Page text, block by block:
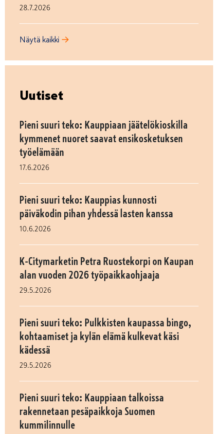
28.7.2026
Näytä kaikki
Uutiset
Pieni suuri teko: Kauppiaan jäätelökioskilla
kymmenet nuoret saavat ensikosketuksen
työelämään
17.6.2026
Pieni suuri teko: Kauppias kunnosti
päiväkodin pihan yhdessä lasten kanssa
10.6.2026
K-Citymarketin Petra Ruostekorpi on Kaupan
alan vuoden 2026 työpaikkaohjaaja
29.5.2026
Pieni suuri teko: Pulkkisten kaupassa bingo,
kohtaamiset ja kylän elämä kulkevat käsi
kädessä
29.5.2026
Pieni suuri teko: Kauppiaan talkoissa
rakennetaan pesäpaikkoja Suomen
kummilinnulle